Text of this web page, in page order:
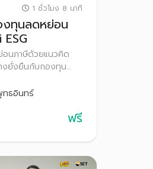
1 ชั่วโมง 8 นาที
งทุนลดหย่อน
อนภาษีด้วยแนวคิด
งยั่งยืนกับกองทุน
งภาษี และนโยบาย
สได้รับผลตอบแทนที่ดี
ธอินทร์
ฟรี